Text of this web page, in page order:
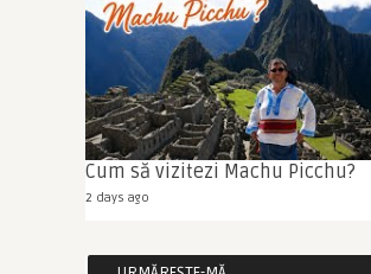
Cum să vizitezi Machu Picchu?
2 days ago